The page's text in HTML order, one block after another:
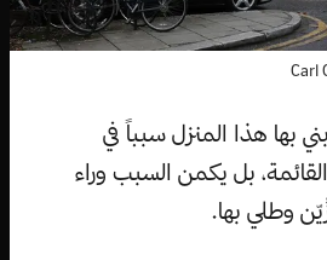
بها هذا المنزل سبباً في
بل يكمن السبب وراء
وطلي بها.